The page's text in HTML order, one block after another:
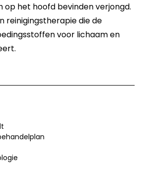
op het hoofd bevinden verjongd.
reinigingstherapie die de
voor lichaam en